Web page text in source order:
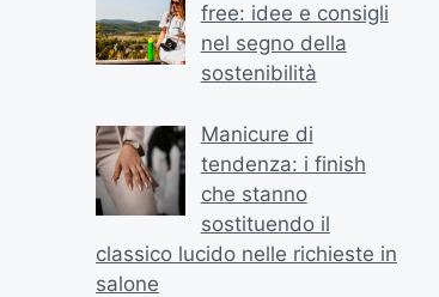
free: idee e consigli
nel segno della
sostenibilità
Manicure di
tendenza: i finish
che stanno
sostituendo il
classico lucido nelle richieste in
salone